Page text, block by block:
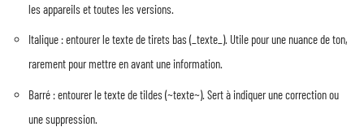
les appareils et toutes les versions.
Italique : entourer le texte de tirets bas (_texte_). Utile pour une nuance de ton,
rarement pour mettre en avant une information.
Barré : entourer le texte de tildes (~texte~). Sert à indiquer une correction ou
une suppression.